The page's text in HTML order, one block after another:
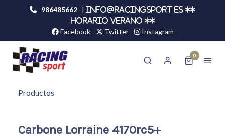
986485662 |
info@racingsport.es **
HORARIO VERANO **
Facebook Twitter Instagram
0
Productos
Carbone Lorraine 4170rc5+